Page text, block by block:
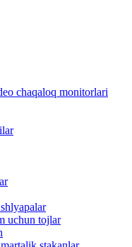
chaqaloq monitorlari
uchun tojlar